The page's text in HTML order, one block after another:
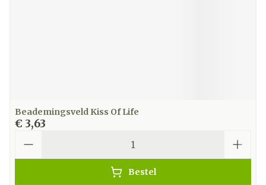
Beademingsveld Kiss Of Life
€ 3,63
Bestel